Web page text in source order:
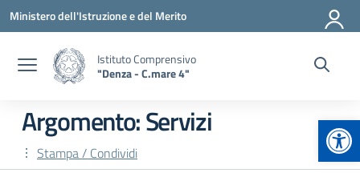
Vai ai contenuti
Vai al menu di navigazione
Vai al footer
Ministero dell'Istruzione e del Merito
Istituto Comprensivo
"Denza - C.mare 4"
Argomento: Servizi
Stampa / Condividi